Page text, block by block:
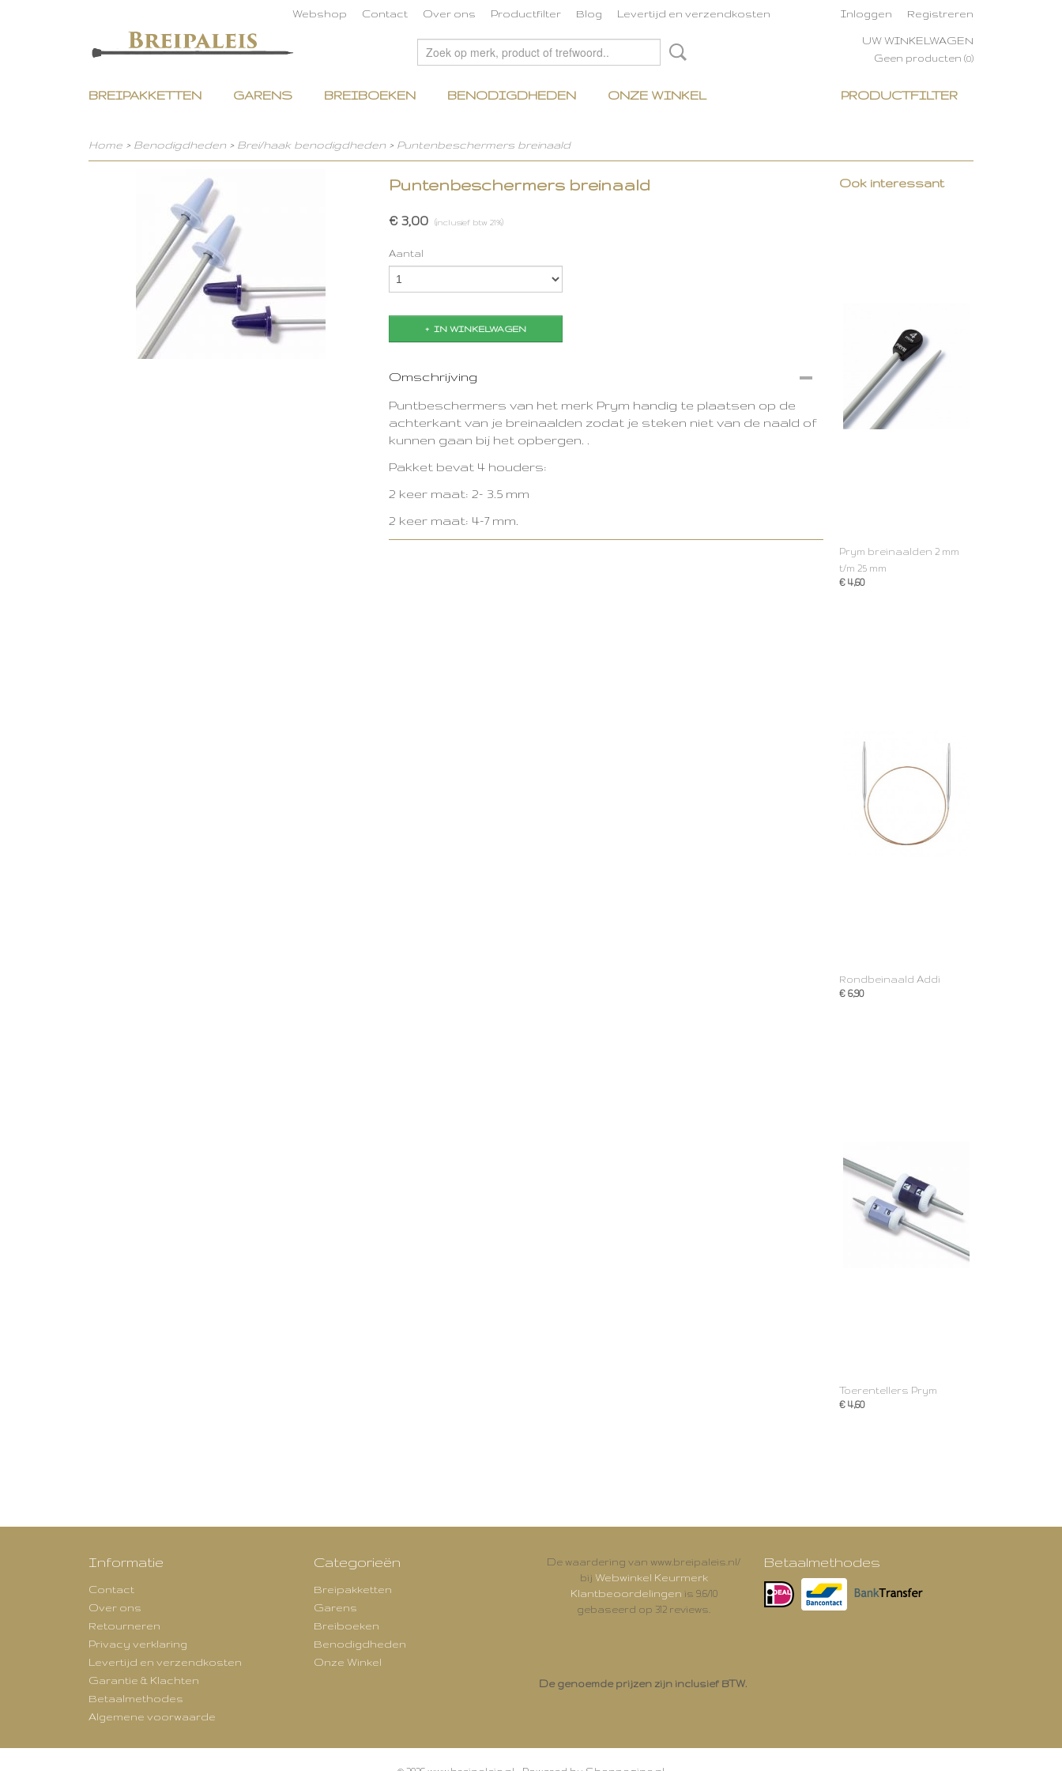
Webshop Contact Over ons Productfilter Blog Levertijd en verzendkosten Inloggen Registreren
UW WINKELWAGEN
Geen producten (0)
PRODUCTFILTER
BREIPAKKETTEN GARENS BREIBOEKEN BENODIGDHEDEN ONZE WINKEL
Home > Benodigdheden > Brei/haak benodigdheden > Puntenbeschermers breinaald
Puntenbeschermers breinaald
€ 3,00 (inclusief btw 21%)
Aantal
IN WINKELWAGEN
Omschrijving
Puntbeschermers van het merk Prym handig te plaatsen op de
achterkant van je breinaalden zodat je steken niet van de naald of
kunnen gaan bij het opbergen. .
Pakket bevat 4 houders:
2 keer maat: 2- 3.5 mm
2 keer maat: 4-7 mm.
Ook interessant
Prym breinaalden 2 mm
t/m 25 mm
€ 4,60
Rondbeinaald Addi
€ 6,90
Toerentellers Prym
€ 4,60
Informatie
Contact
Over ons
Retourneren
Privacy verklaring
Levertijd en verzendkosten
Garantie & Klachten
Betaalmethodes
Algemene voorwaarde
Categorieën
Breipakketten
Garens
Breiboeken
Benodigdheden
Onze Winkel
De waardering van www.breipaleis.nl/
bij Webwinkel Keurmerk
Klantbeoordelingen is 9.6/10
gebaseerd op 312 reviews.
De genoemde prijzen zijn inclusief BTW.
Betaalmethodes